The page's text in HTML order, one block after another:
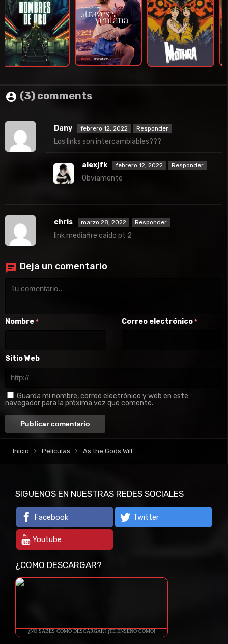
(3) comments
Dany febrero 12, 2022 Responder
Los links son intercambiables???
alexjfk febrero 12, 2022 Responder
Obviamente
chris marzo 28, 2022 Responder
link mediafire caido pt 2
Deja un comentario
Nombre * Correo electrónico *
Sitio Web
Guarda mi nombre, correo electrónico y web en este
navegador para la próxima vez que comente.
Inicio Películas As the Gods Will
SIGUENOS EN NUESTRAS REDES SOCIALES
Facebook Twitter
Youtube
¿COMO DESCARGAR?
¿NO SABES COMO DESCARGAR? ¡TE ENSEÑO COMO!